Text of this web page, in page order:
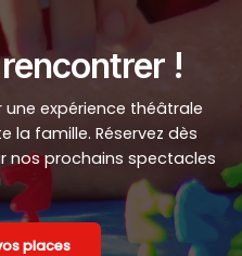
!
expérience théâtrale
la famille. Réservez dès
nos prochains spectacles
places